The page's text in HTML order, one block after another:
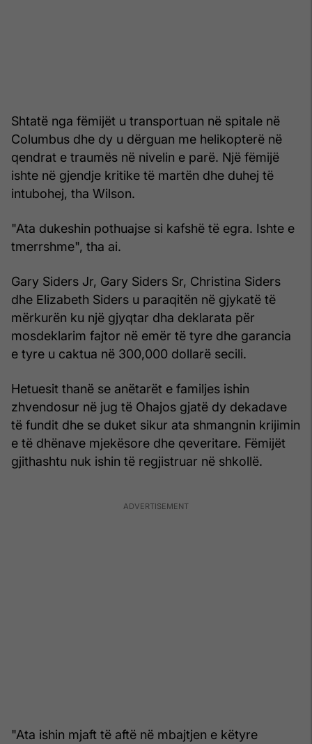
Shtatë nga fëmijët u transportuan në spitale në
Columbus dhe dy u dërguan me helikopterë në
qendrat e traumës në nivelin e parë. Një fëmijë
ishte në gjendje kritike të martën dhe duhej të
intubohej, tha Wilson.
"Ata dukeshin pothuajse si kafshë të egra. Ishte e
tmerrshme", tha ai.
Gary Siders Jr, Gary Siders Sr, Christina Siders
dhe Elizabeth Siders u paraqitën në gjykatë të
mërkurën ku një gjyqtar dha deklarata për
mosdeklarim fajtor në emër të tyre dhe garancia
e tyre u caktua në 300,000 dollarë secili.
Hetuesit thanë se anëtarët e familjes ishin
zhvendosur në jug të Ohajos gjatë dy dekadave
të fundit dhe se duket sikur ata shmangnin krijimin
e të dhënave mjekësore dhe qeveritare. Fëmijët
gjithashtu nuk ishin të regjistruar në shkollë.
"Ata ishin mjaft të aftë në mbajtjen e këtyre